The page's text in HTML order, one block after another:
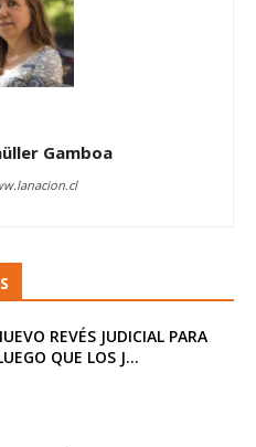
Gamboa
REVÉS JUDICIAL PARA
QUE LOS J...